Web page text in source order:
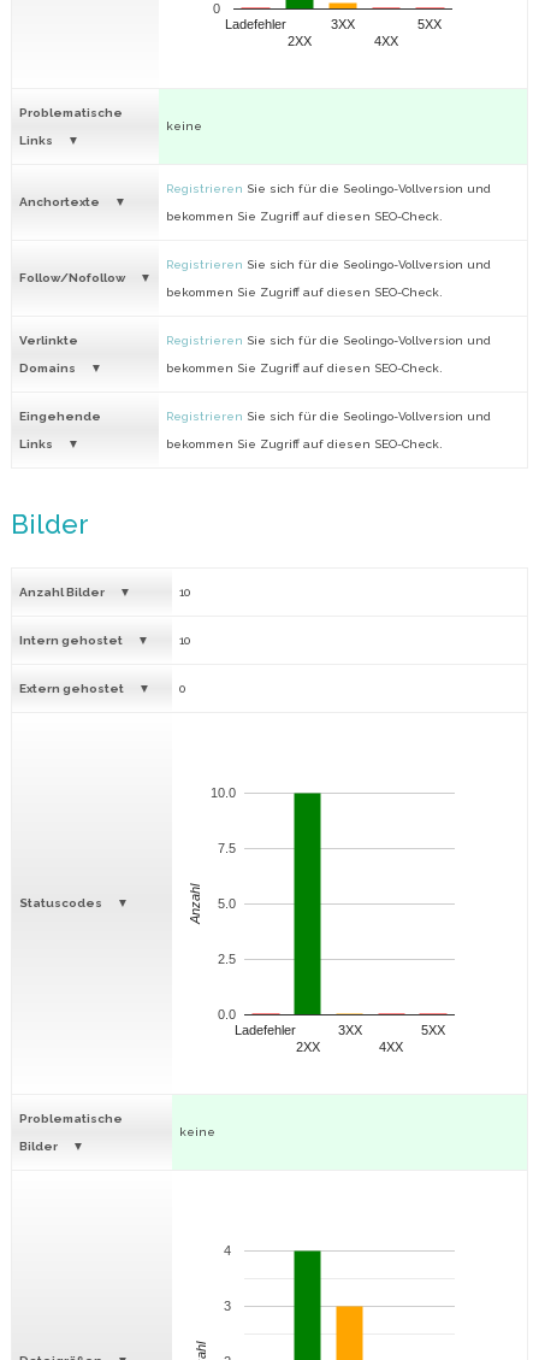
Ladefehler
2XX
3XX
4XX
5XX
0
Problematische
Links
keine
Anchortexte
Registrieren Sie sich für die Seolingo-Vollversion und
bekommen Sie Zugriff auf diesen SEO-Check.
Follow/Nofollow
Registrieren Sie sich für die Seolingo-Vollversion und
bekommen Sie Zugriff auf diesen SEO-Check.
Verlinkte
Domains
Registrieren Sie sich für die Seolingo-Vollversion und
bekommen Sie Zugriff auf diesen SEO-Check.
Eingehende
Links
Registrieren Sie sich für die Seolingo-Vollversion und
bekommen Sie Zugriff auf diesen SEO-Check.
Bilder
Anzahl Bilder 10
Intern gehostet 10
Extern gehostet 0
Statuscodes
Ladefehler
2XX
3XX
4XX
5XX
0.0
2.5
5.0
7.5
10.0
Anzahl
Problematische
Bilder
keine
3
4